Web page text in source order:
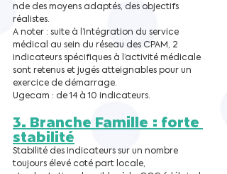
nde des moyens adaptés, des objectifs
réalistes.
A noter : suite à l’intégration du service
médical au sein du réseau des CPAM, 2
indicateurs spécifiques à l’activité médicale
sont retenus et jugés atteignables pour un
exercice de démarrage.
Ugecam : de 14 à 10 indicateurs.
3. Branche Famille : forte
stabilité
Stabilité des indicateurs sur un nombre
toujours élevé coté part locale,